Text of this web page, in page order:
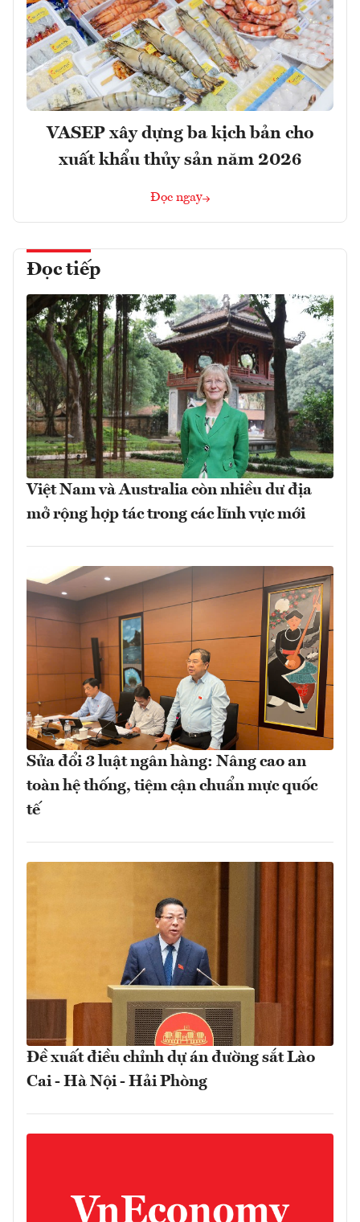
VASEP xây dựng ba kịch bản cho
xuất khẩu thủy sản năm 2026
Đọc ngay
Đọc tiếp
Việt Nam và Australia còn nhiều dư địa
mở rộng hợp tác trong các lĩnh vực mới
Sửa đổi 3 luật ngân hàng: Nâng cao an
toàn hệ thống, tiệm cận chuẩn mực quốc
tế
Đề xuất điều chỉnh dự án đường sắt Lào
Cai - Hà Nội - Hải Phòng